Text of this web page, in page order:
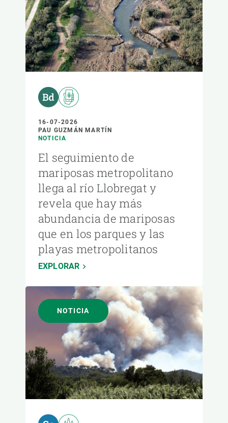
16-07-2026
PAU GUZMÁN MARTÍN
NOTICIA
El seguimiento de
mariposas metropolitano
llega al río Llobregat y
revela que hay más
abundancia de mariposas
que en los parques y las
playas metropolitanos
EXPLORAR
NOTICIA